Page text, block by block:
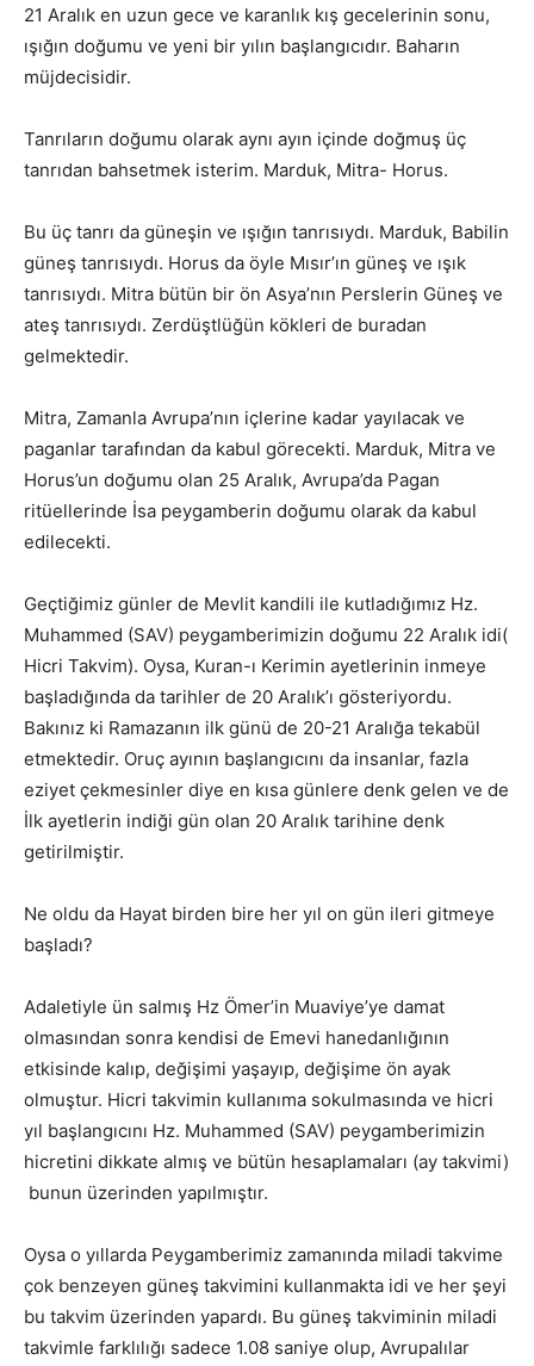
21 Aralık en uzun gece ve karanlık kış gecelerinin sonu,
ışığın doğumu ve yeni bir yılın başlangıcıdır. Baharın
müjdecisidir.
Tanrıların doğumu olarak aynı ayın içinde doğmuş üç
tanrıdan bahsetmek isterim. Marduk, Mitra- Horus.
Bu üç tanrı da güneşin ve ışığın tanrısıydı. Marduk, Babilin
güneş tanrısıydı. Horus da öyle Mısır’ın güneş ve ışık
tanrısıydı. Mitra bütün bir ön Asya’nın Perslerin Güneş ve
ateş tanrısıydı. Zerdüştlüğün kökleri de buradan
gelmektedir.
Mitra, Zamanla Avrupa’nın içlerine kadar yayılacak ve
paganlar tarafından da kabul görecekti. Marduk, Mitra ve
Horus’un doğumu olan 25 Aralık, Avrupa’da Pagan
ritüellerinde İsa peygamberin doğumu olarak da kabul
edilecekti.
Geçtiğimiz günler de Mevlit kandili ile kutladığımız Hz.
Muhammed (SAV) peygamberimizin doğumu 22 Aralık idi(
Hicri Takvim). Oysa, Kuran-ı Kerimin ayetlerinin inmeye
başladığında da tarihler de 20 Aralık’ı gösteriyordu.
Bakınız ki Ramazanın ilk günü de 20-21 Aralığa tekabül
etmektedir. Oruç ayının başlangıcını da insanlar, fazla
eziyet çekmesinler diye en kısa günlere denk gelen ve de
İlk ayetlerin indiği gün olan 20 Aralık tarihine denk
getirilmiştir.
Ne oldu da Hayat birden bire her yıl on gün ileri gitmeye
başladı?
Adaletiyle ün salmış Hz Ömer’in Muaviye’ye damat
olmasından sonra kendisi de Emevi hanedanlığının
etkisinde kalıp, değişimi yaşayıp, değişime ön ayak
olmuştur. Hicri takvimin kullanıma sokulmasında ve hicri
yıl başlangıcını Hz. Muhammed (SAV) peygamberimizin
hicretini dikkate almış ve bütün hesaplamaları (ay takvimi)
bunun üzerinden yapılmıştır.
Oysa o yıllarda Peygamberimiz zamanında miladi takvime
çok benzeyen güneş takvimini kullanmakta idi ve her şeyi
bu takvim üzerinden yapardı. Bu güneş takviminin miladi
takvimle farklılığı sadece 1.08 saniye olup, Avrupalılar